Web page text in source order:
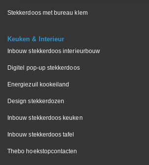
Stekkerdoos met bureau klem
Keuken & Interieur
Inbouw stekkerdoos interieurbouw
Digitel pop-up stekkerdoos
Energiezuil kookeiland
Design stekkerdozen
Inbouw stekkerdoos keuken
Inbouw stekkerdoos tafel
Thebo hoekstopcontacten